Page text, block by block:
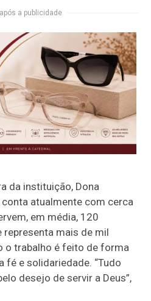
a publicidade
da instituição, Dona
atualmente com cerca
em média, 120
mais de mil
o trabalho é feito de forma
fé e solidariedade. “Tudo
desejo de servir a Deus”,